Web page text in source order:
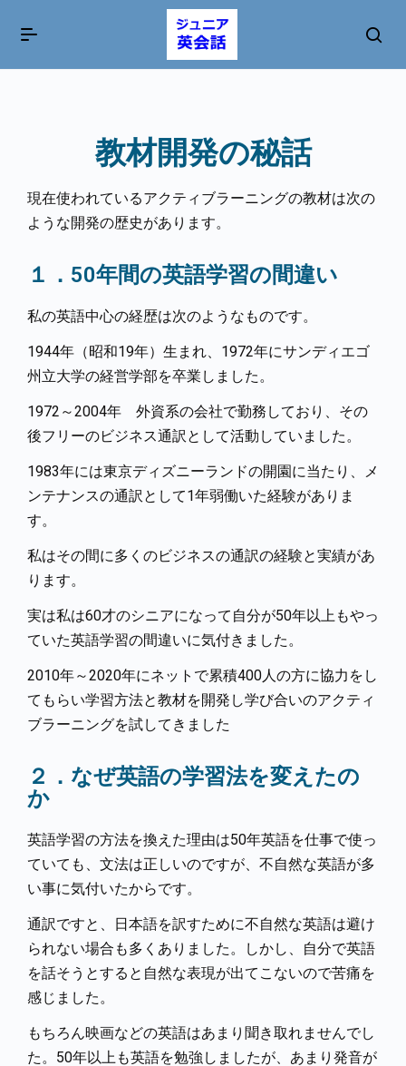
教材開発の秘話
現在使われているアクティブラーニングの教材は次の
ような開発の歴史があります。
１．50年間の英語学習の間違い
私の英語中心の経歴は次のようなものです。
1944年（昭和19年）生まれ、1972年にサンディエゴ
州立大学の経営学部を卒業しました。
1972～2004年 外資系の会社で勤務しており、その
後フリーのビジネス通訳として活動していました。
1983年には東京ディズニーランドの開園に当たり、メ
ンテナンスの通訳として1年弱働いた経験がありま
す。
私はその間に多くのビジネスの通訳の経験と実績があ
ります。
実は私は60才のシニアになって自分が50年以上もやっ
ていた英語学習の間違いに気付きました。
2010年～2020年にネットで累積400人の方に協力をし
てもらい学習方法と教材を開発し学び合いのアクティ
ブラーニングを試してきました
２．なぜ英語の学習法を変えたの
か
英語学習の方法を換えた理由は50年英語を仕事で使っ
ていても、文法は正しいのですが、不自然な英語が多
い事に気付いたからです。
通訳ですと、日本語を訳すために不自然な英語は避け
られない場合も多くありました。しかし、自分で英語
を話そうとすると自然な表現が出てこないので苦痛を
感じました。
もちろん映画などの英語はあまり聞き取れませんでし
た。50年以上も英語を勉強しましたが、あまり発音が